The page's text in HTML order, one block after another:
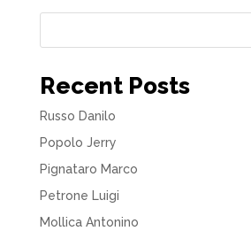
Recent Posts
Russo Danilo
Popolo Jerry
Pignataro Marco
Petrone Luigi
Mollica Antonino